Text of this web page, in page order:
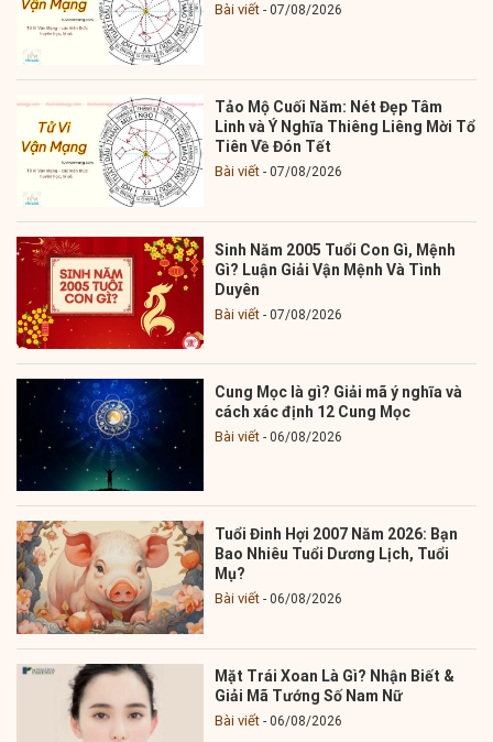
Bài viết 07/08/2026
Tảo Mộ Cuối Năm: Nét Đẹp Tâm
Linh và Ý Nghĩa Thiêng Liêng Mời Tổ
Tiên Về Đón Tết
Bài viết 07/08/2026
Sinh Năm 2005 Tuổi Con Gì, Mệnh
Gì? Luận Giải Vận Mệnh Và Tình
Duyên
Bài viết 07/08/2026
Cung Mọc là gì? Giải mã ý nghĩa và
cách xác định 12 Cung Mọc
Bài viết 06/08/2026
Tuổi Đinh Hợi 2007 Năm 2026: Bạn
Bao Nhiêu Tuổi Dương Lịch, Tuổi
Mụ?
Bài viết 06/08/2026
Mặt Trái Xoan Là Gì? Nhận Biết &
Giải Mã Tướng Số Nam Nữ
Bài viết 06/08/2026